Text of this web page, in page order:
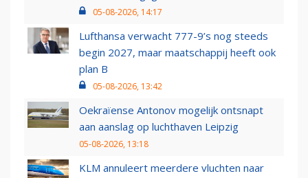
05-08-2026, 14:17
Lufthansa verwacht 777-9’s nog steeds
begin 2027, maar maatschappij heeft ook
plan B
05-08-2026, 13:42
Oekraïense Antonov mogelijk ontsnapt
aan aanslag op luchthaven Leipzig
05-08-2026, 13:18
KLM annuleert meerdere vluchten naar